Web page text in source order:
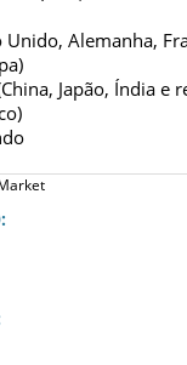
Unido, Alemanha,
Japão, Índia e